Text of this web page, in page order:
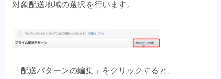
対象配送地域の選択を行います。
「配送パターンの編集」をクリックすると、